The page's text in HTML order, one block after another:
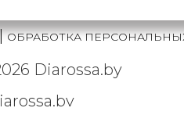
ОБРАБОТКА
Diarossa.by